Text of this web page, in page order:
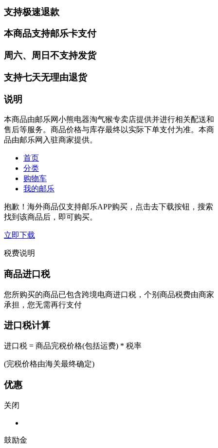
支持极速退款
本商品支持邮乐卡支付
周六、周日不支持发货
支持七天无理由退货
说明
本商品由邮乐网小熊电器淘气猴专卖店提供并进行相关配送和
售后等服务。商品价格与库存最终以实际下单支付为准。本商
品由邮乐网入驻商家提供。
首页
分类
购物车
我的邮乐
抱歉！海外商品仅支持邮乐APP购买，点击去下载按钮，搜索
找到该商品后，即可购买。
立即下载
税费说明
商品进口税
您所购买的商品已包含跨境电商进口税，个别商品税费由商家
承担，您无需再行支付
进口税计算
进口税 = 商品完税价格(包括运费) * 税率
(完税价格由海关最终确定)
优惠
关闭
鼓励金